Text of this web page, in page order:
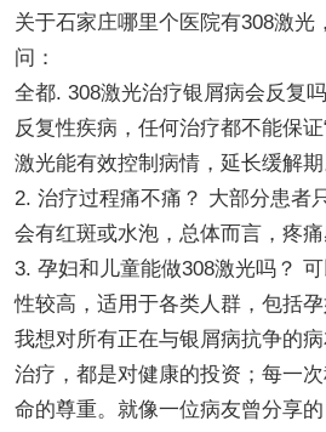
关于石家庄哪里个医院有308激光
问：
全都. 308激光治疗银屑病会反复
反复性疾病，任何治疗都不能保
激光能有效控制病情，延长缓解期
2. 治疗过程痛不痛？ 大部分患者
会有红斑或水泡，总体而言，疼痛
3. 孕妇和儿童能做308激光吗？
性较高，适用于各类人群，包括孕
我想对所有正在与银屑病抗争的
治疗，都是对健康的投资；每一
命的尊重。就像一位病友曾分享